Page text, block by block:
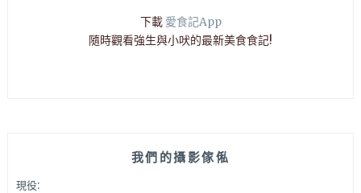
下載 愛食記App
隨時觀看強生與小吠的最新美食食記!
我們的攝影傢俬
現役: